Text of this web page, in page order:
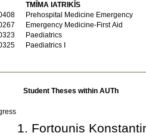
TMĪMA IATRIKĪS
Prehospital Medicine Emergency
Emergency Medicine-First Aid
Paediatrics
Paediatrics I
Student Theses within AUTh
Fortounis